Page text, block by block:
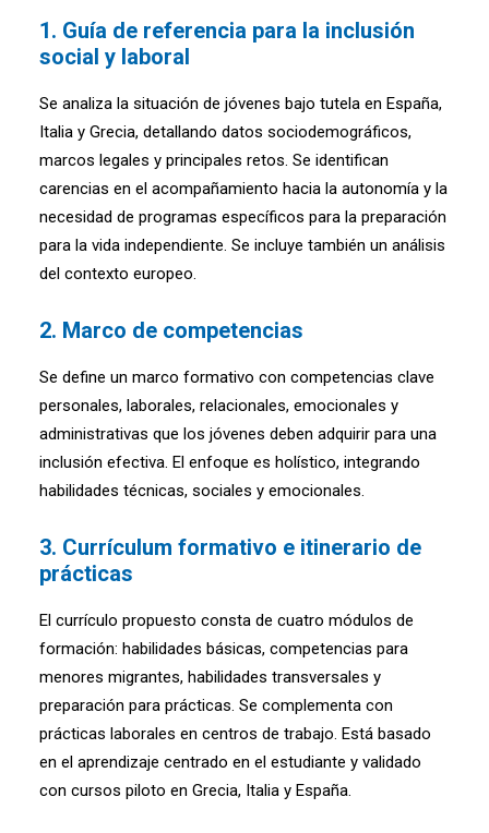
1. Guía de referencia para la inclusión
social y laboral
Se analiza la situación de jóvenes bajo tutela en España,
Italia y Grecia, detallando datos sociodemográficos,
marcos legales y principales retos. Se identifican
carencias en el acompañamiento hacia la autonomía y la
necesidad de programas específicos para la preparación
para la vida independiente. Se incluye también un análisis
del contexto europeo.
2. Marco de competencias
Se define un marco formativo con competencias clave
personales, laborales, relacionales, emocionales y
administrativas que los jóvenes deben adquirir para una
inclusión efectiva. El enfoque es holístico, integrando
habilidades técnicas, sociales y emocionales.
3. Currículum formativo e itinerario de
prácticas
El currículo propuesto consta de cuatro módulos de
formación: habilidades básicas, competencias para
menores migrantes, habilidades transversales y
preparación para prácticas. Se complementa con
prácticas laborales en centros de trabajo. Está basado
en el aprendizaje centrado en el estudiante y validado
con cursos piloto en Grecia, Italia y España.